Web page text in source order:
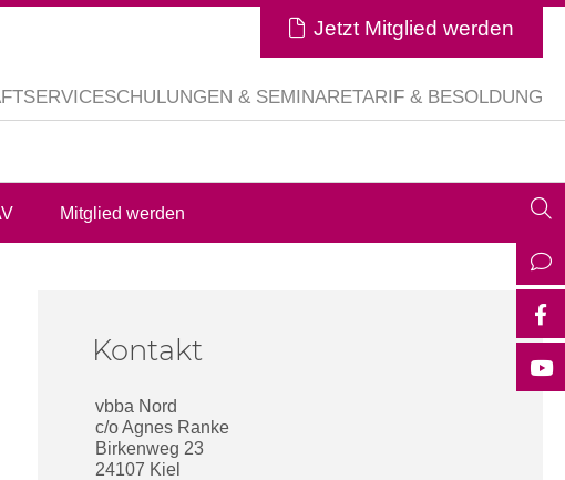
Jetzt Mitglied werden
SERVICESCHULUNGEN & SEMINARETARIF & BESOLDUNG
Mitglied werden
Kontakt
vbba Nord
c/o Agnes Ranke
Birkenweg 23
24107 Kiel